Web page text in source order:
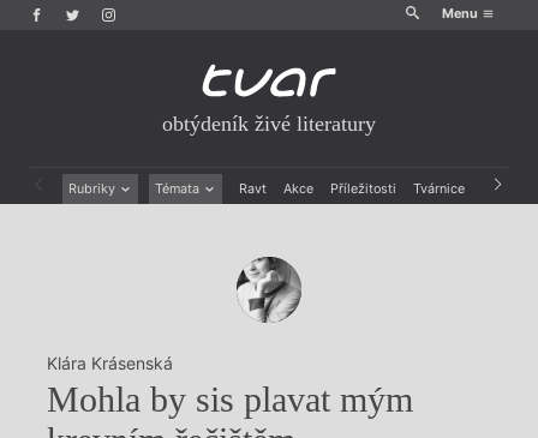
Menu
obtýdeník živé literatury
Rubriky Témata Ravt Akce Příležitosti Tvárnice Archiv
Klára Krásenská
Mohla by sis plavat mým